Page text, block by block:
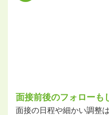
面接前後のフォローも
面接の日程や細かい調整